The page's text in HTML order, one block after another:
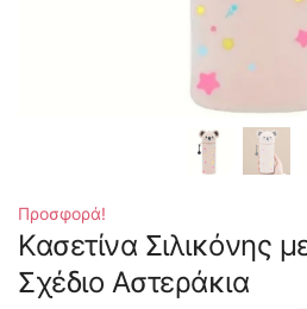
Προσφορά!
Κασετίνα Σιλικόνης
Σχέδιο Αστεράκια